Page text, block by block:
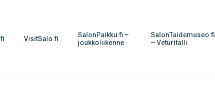
VisitSalo.fi
SalonPaikku.fi –
joukkoliikenne
SalonTaidemuseo.fi
– Veturitalli